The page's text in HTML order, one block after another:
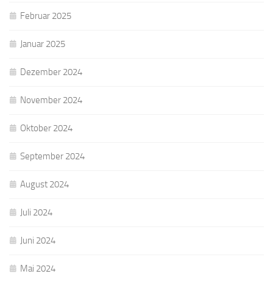
Februar 2025
Januar 2025
Dezember 2024
November 2024
Oktober 2024
September 2024
August 2024
Juli 2024
Juni 2024
Mai 2024